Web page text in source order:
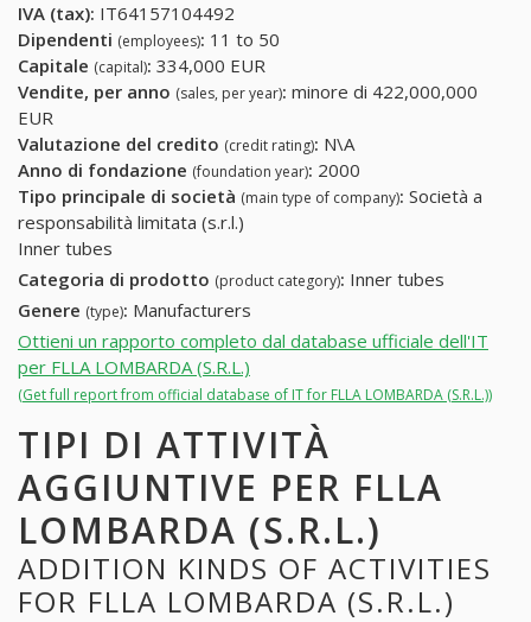
IVA (tax): IT64157104492
Dipendenti (employees): 11 to 50
Capitale (capital): 334,000 EUR
Vendite, per anno (sales, per year): minore di 422,000,000
EUR
Valutazione del credito (credit rating): N\A
Anno di fondazione (foundation year): 2000
Tipo principale di società (main type of company): Società a
responsabilità limitata (s.r.l.)
Inner tubes
Categoria di prodotto (product category): Inner tubes
Genere (type): Manufacturers
Ottieni un rapporto completo dal database ufficiale dell'IT
per FLLA LOMBARDA (S.R.L.)
(Get full report from official database of IT for FLLA LOMBARDA (S.R.L.))
TIPI DI ATTIVITÀ
AGGIUNTIVE PER FLLA
LOMBARDA (S.R.L.)
ADDITION KINDS OF ACTIVITIES
FOR FLLA LOMBARDA (S.R.L.)